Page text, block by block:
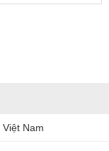
Nam